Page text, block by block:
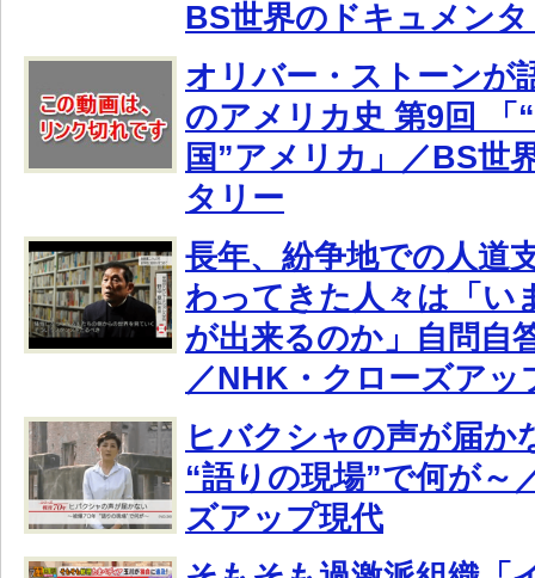
BS世界のドキュメン
オリバー・ストーンが
のアメリカ史 第9回 「
国”アメリカ」／BS世
タリー
長年、紛争地での人道
わってきた人々は「い
が出来るのか」自問自
／NHK・クローズアッ
ヒバクシャの声が届か
“語りの現場”で何が～
ズアップ現代